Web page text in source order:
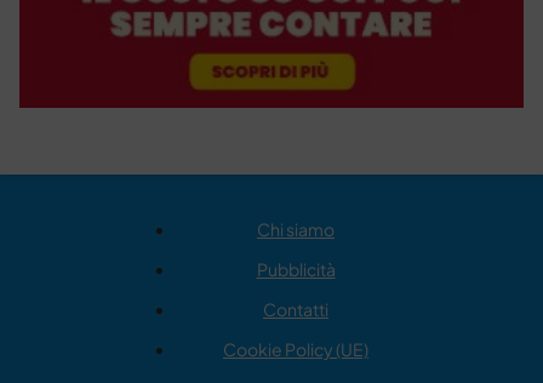
Chi siamo
Pubblicità
Contatti
Cookie Policy (UE)